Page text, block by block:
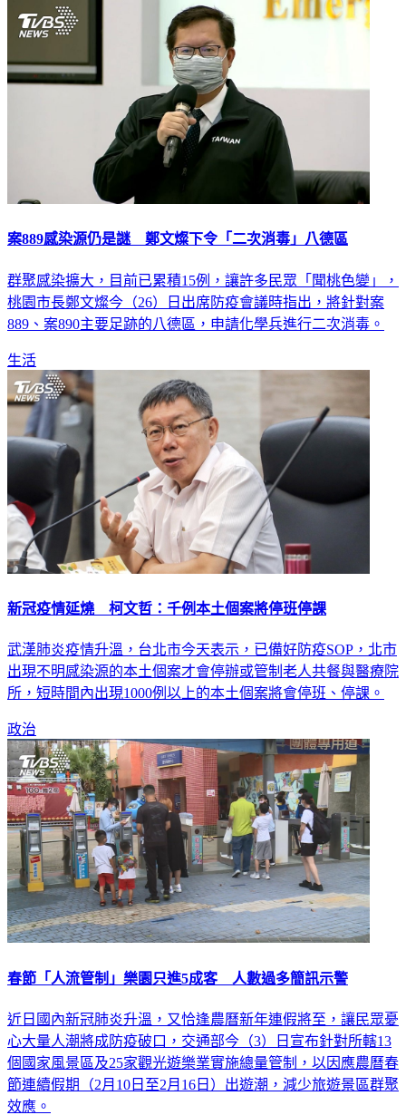
案889感染源仍是謎 鄭文燦下令「二次消毒」八德區
群聚感染擴大，目前已累積15例，讓許多民眾「聞桃色變」，
桃園市長鄭文燦今（26）日出席防疫會議時指出，將針對案
889、案890主要足跡的八德區，申請化學兵進行二次消毒。
生活
新冠疫情延燒 柯文哲：千例本土個案將停班停課
武漢肺炎疫情升溫，台北市今天表示，已備好防疫SOP，北市
出現不明感染源的本土個案才會停辦或管制老人共餐與醫療院
所，短時間內出現1000例以上的本土個案將會停班、停課。
政治
春節「人流管制」樂園只進5成客 人數過多簡訊示警
近日國內新冠肺炎升溫，又恰逢農曆新年連假將至，讓民眾憂
心大量人潮將成防疫破口，交通部今（3）日宣布針對所轄13
個國家風景區及25家觀光遊樂業實施總量管制，以因應農曆春
節連續假期（2月10日至2月16日）出遊潮，減少旅遊景區群聚
效應。